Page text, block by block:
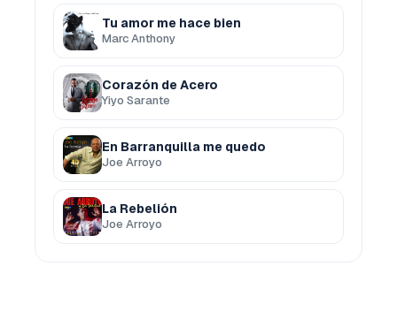
Tu amor me hace bien
Marc Anthony
Corazón de Acero
Yiyo Sarante
En Barranquilla me quedo
Joe Arroyo
La Rebelión
Joe Arroyo